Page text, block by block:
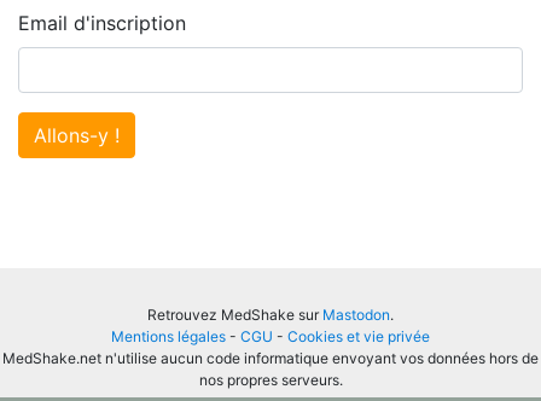
Email d'inscription
Allons-y !
Retrouvez MedShake sur Mastodon.
Mentions légales - CGU - Cookies et vie privée
MedShake.net n'utilise aucun code informatique envoyant vos données hors de
nos propres serveurs.